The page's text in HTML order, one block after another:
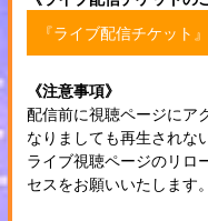
『ライブ配信チケット
《注意事項》
配信前に視聴ページにア
なりましても再生されな
ライブ視聴ページのリロ
セスをお願いいたします。